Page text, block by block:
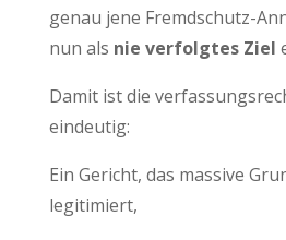
genau jene Fremdschutz-
nun als nie verfolgtes Ziel
Damit ist die
eindeutig:
Ein Gericht, das massive
legitimiert,